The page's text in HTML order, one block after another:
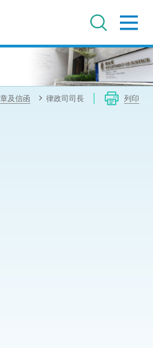
及信函 律政司司長 列印